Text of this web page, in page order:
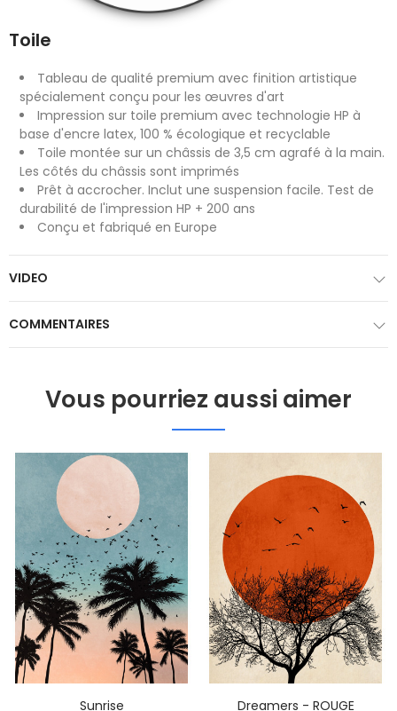
Toile
Tableau de qualité premium avec finition artistique
spécialement conçu pour les œuvres d'art
Impression sur toile premium avec technologie HP à
base d'encre latex, 100 % écologique et recyclable
Toile montée sur un châssis de 3,5 cm agrafé à la main.
Les côtés du châssis sont imprimés
Prêt à accrocher. Inclut une suspension facile. Test de
durabilité de l'impression HP + 200 ans
Conçu et fabriqué en Europe
VIDEO
COMMENTAIRES
Vous pourriez aussi aimer
Sunrise
Dreamers - ROUGE